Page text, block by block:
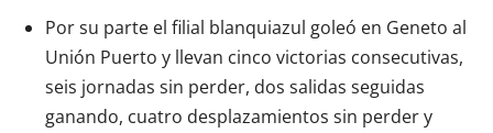
Por su parte el filial blanquiazul goleó en Geneto al
Unión Puerto y llevan cinco victorias consecutivas,
seis jornadas sin perder, dos salidas seguidas
ganando, cuatro desplazamientos sin perder y